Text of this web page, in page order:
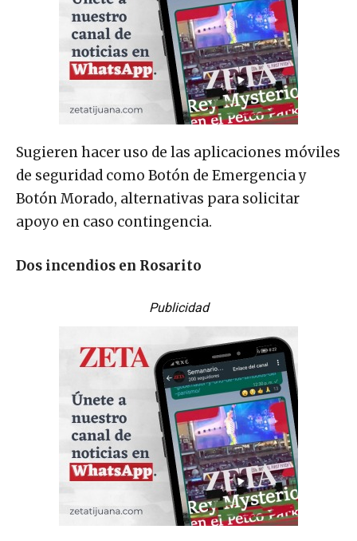
Sugieren hacer uso de las aplicaciones móviles
de seguridad como Botón de Emergencia y
Botón Morado, alternativas para solicitar
apoyo en caso contingencia.
Dos incendios en Rosarito
Publicidad